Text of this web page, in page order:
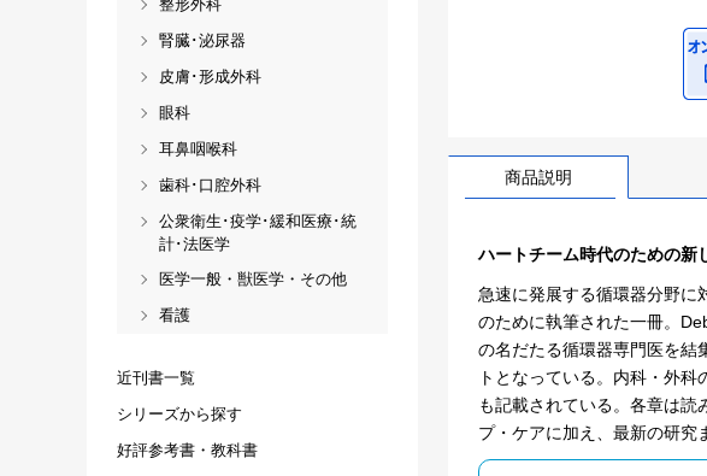
商品説明
ハートチーム時代のための新
急速に発展する循環器分野に
のために執筆された一冊。
の名だたる循環器専門医を結
トとなっている。内科・外
も記載されている。各章は読
プ・ケアに加え、最新の研究
整形外科
腎臓･泌尿器
皮膚･形成外科
眼科
耳鼻咽喉科
歯科･口腔外科
公衆衛生･疫学･緩和医療･統
計･法医学
医学一般・獣医学・その他
看護
近刊書一覧
シリーズから探す
好評参考書・教科書